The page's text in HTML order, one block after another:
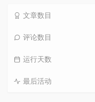
文章数目
评论数目
运行天数
最后活动